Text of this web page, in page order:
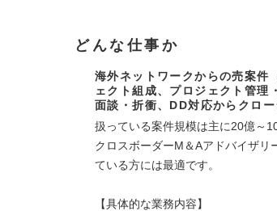
どんな仕事か
海外ネットワークからの売案件
ェクト組成、プロジェクト管理
面談・折衝、DD対応からクロ
扱っている案件規模は主に20億～
クロスボーダーM＆Aアドバイザリ
ている方には最適です。
【具体的な業務内容】